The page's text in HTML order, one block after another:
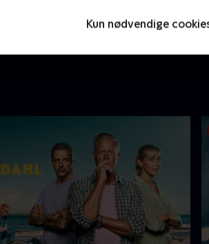
Kun nødvendige